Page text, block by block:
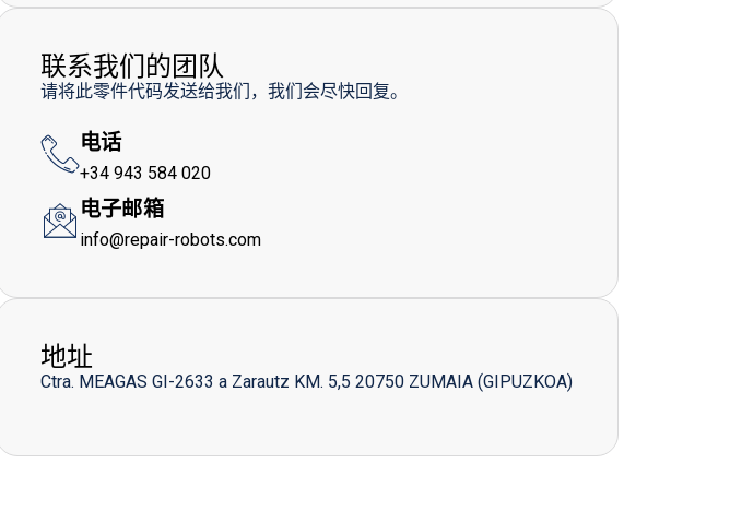
联系我们的团队
请将此零件代码发送给我们，我们会尽快回复。
电话
+34 943 584 020
电子邮箱
info@repair-robots.com
地址
Ctra. MEAGAS GI-2633 a Zarautz KM. 5,5 20750 ZUMAIA (GIPUZKOA)